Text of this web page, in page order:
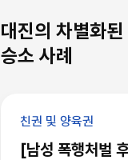
대진의 차별화된
승소 사례
친권 및 양육권
[남성 폭행처벌